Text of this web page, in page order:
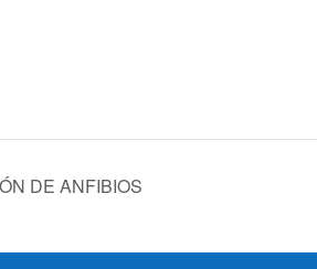
DE ANFIBIOS